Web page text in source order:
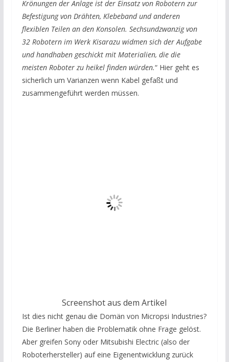
Krönungen der Anlage ist der Einsatz von Robotern zur
Befestigung von Drähten, Klebeband und anderen
flexiblen Teilen an den Konsolen. Sechsundzwanzig von
32 Robotern im Werk Kisarazu widmen sich der Aufgabe
und handhaben geschickt mit Materialien, die die
meisten Roboter zu heikel finden würden.“ Hier geht es
sicherlich um Varianzen wenn Kabel gefaßt und
zusammengeführt werden müssen.
Screenshot aus dem Artikel
Ist dies nicht genau die Domän von Micropsi Industries?
Die Berliner haben die Problematik ohne Frage gelöst.
Aber greifen Sony oder Mitsubishi Electric (also der
Roboterhersteller) auf eine Eigenentwicklung zurück